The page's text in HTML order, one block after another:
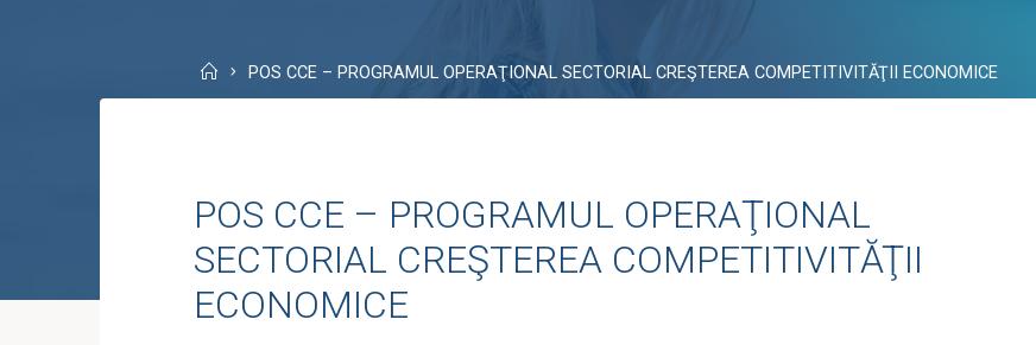
HomePOS CCE – PROGRAMUL OPERAŢIONAL SECTORIAL CREŞTEREA COMPETITIVITĂŢII ECONOMICE
POS CCE – PROGRAMUL OPERAŢIONAL
SECTORIAL CREŞTEREA COMPETITIVITĂŢII
ECONOMICE